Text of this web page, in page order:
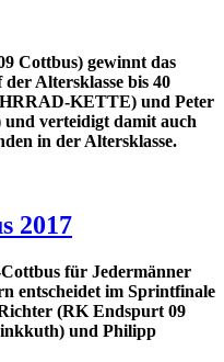
Cottbus) gewinnt das
Altersklasse bis 40
KETTE) und Peter
verteidigt damit auch
in der Altersklasse.
2017
für Jedermänner
entscheidet im Sprintfinale
(RK Endspurt 09
und Philipp